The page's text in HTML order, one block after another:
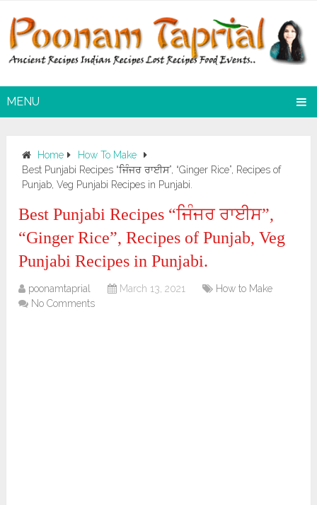
MENU
Home
How To Make
Best Punjabi Recipes “ਜਿੰਜਰ ਰਾਈਸ”, “Ginger Rice”, Recipes of
Punjab, Veg Punjabi Recipes in Punjabi.
Best Punjabi Recipes “ਜਿੰਜਰ ਰਾਈਸ”,
“Ginger Rice”, Recipes of Punjab, Veg
Punjabi Recipes in Punjabi.
poonamtaprial March 13, 2021
How to Make
No Comments